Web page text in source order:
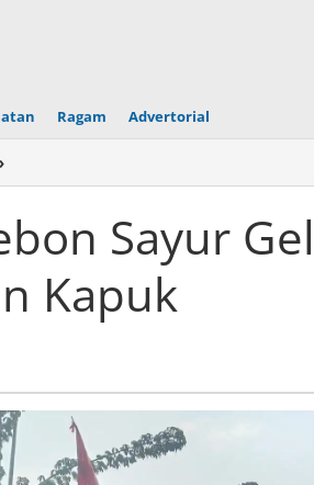
Ragam Advertorial
Kebon
Gelar
Unjuk
Rasa
di
Sayur
Kapuk